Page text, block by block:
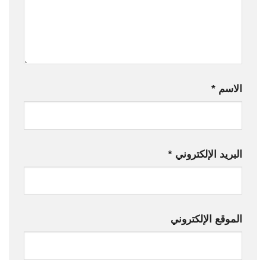
الاسم *
البريد الإلكتروني *
الموقع الإلكتروني